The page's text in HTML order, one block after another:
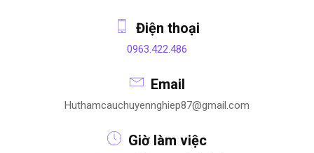
Điện thoại
0963.422.486
Email
Huthamcauchuyennghiep87@gmail.com
Giờ làm việc